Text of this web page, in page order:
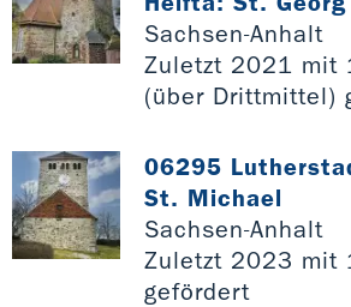
Sachsen-Anhalt
Zuletzt 2021 mit
(über Drittmittel)
06295
St. Michael
Sachsen-Anhalt
Zuletzt 2023 mit
gefördert